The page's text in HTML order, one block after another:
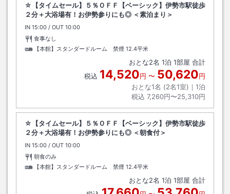
☆【タイムセール】５％ＯＦＦ【ベーシック】伊勢市駅徒歩
２分＋大浴場有！お伊勢参りにも◎ ＜素泊まり＞
IN チェックイン
15:00 / OUT チェックアウト
10:00
食事なし
【本館】スタンダードルーム 禁煙 12.4平米
おとな2名 1泊 1部屋 合計
税込 14,520円 〜 50,620円
おとな1名 (2名1室)｜ 1泊
税込 7,260円〜25,310円
☆【タイムセール】５％ＯＦＦ【ベーシック】伊勢市駅徒歩
２分＋大浴場有！お伊勢参りにも◎ ＜朝食付＞
IN チェックイン
15:00 / OUT チェックアウト
10:00
朝食のみ
【本館】スタンダードルーム 禁煙 12.4平米
おとな2名 1泊 1部屋 合計